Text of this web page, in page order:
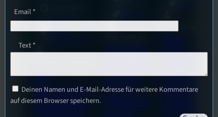
Festivals,
Kultur,
44.
Stummfil
mwoche
Techno
ive in
Erste
Stufu
Beerpo
Email *
Text*
Deinen Namen und E-Mail-Adresse für weitere Kommentare
auf diesem Browser speichern.